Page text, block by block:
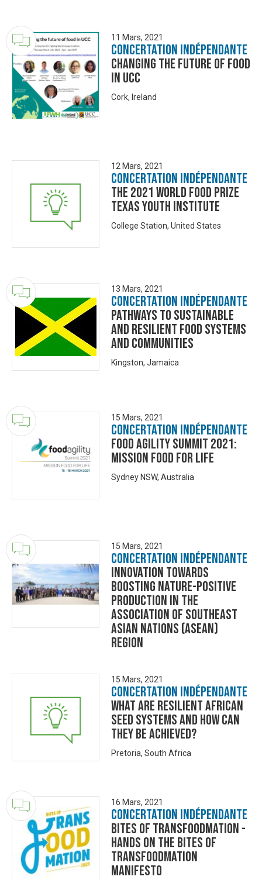
11 Mars, 2021
Concertation Indépendante
Changing the future of food
in UCC
Cork, Ireland
12 Mars, 2021
Concertation Indépendante
The 2021 World Food Prize
Texas Youth Institute
College Station, United States
13 Mars, 2021
Concertation Indépendante
Pathways to sustainable
and resilient food systems
and communities
Kingston, Jamaica
15 Mars, 2021
Concertation Indépendante
Food Agility Summit 2021:
Mission Food For Life
Sydney NSW, Australia
15 Mars, 2021
Concertation Indépendante
Innovation Towards
Boosting Nature-Positive
Production in the
Association of Southeast
Asian Nations (ASEAN)
Region
15 Mars, 2021
Concertation Indépendante
What are resilient African
seed systems and how can
they be achieved?
Pretoria, South Africa
16 Mars, 2021
Concertation Indépendante
Bites of Transfoodmation -
Hands on the Bites of
Transfoodmation
Manifesto